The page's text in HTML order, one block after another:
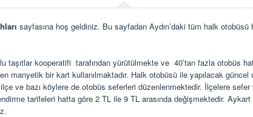
sayfasına hoş geldiniz. Bu sayfadan Aydın’daki tüm halk otobüsü
taşıtlar kooperatifi tarafından yürütülmekte ve 40’tan fazla otobüs
manyetik bir kart kullanılmaktadır. Halk otobüsü ile yapılacak
ve bazı köylere de otobüs seferleri düzenlenmektedir. İlçelere sefer
tarifeleri hatta göre 2 TL ile 9 TL arasında değişmektedir.
.